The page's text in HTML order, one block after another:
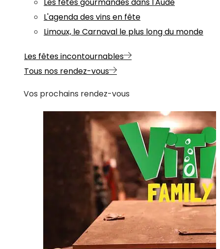
Les fêtes gourmandes dans l'Aude
L'agenda des vins en fête
Limoux, le Carnaval le plus long du monde
Les fêtes incontournables
Tous nos rendez-vous
Vos prochains rendez-vous